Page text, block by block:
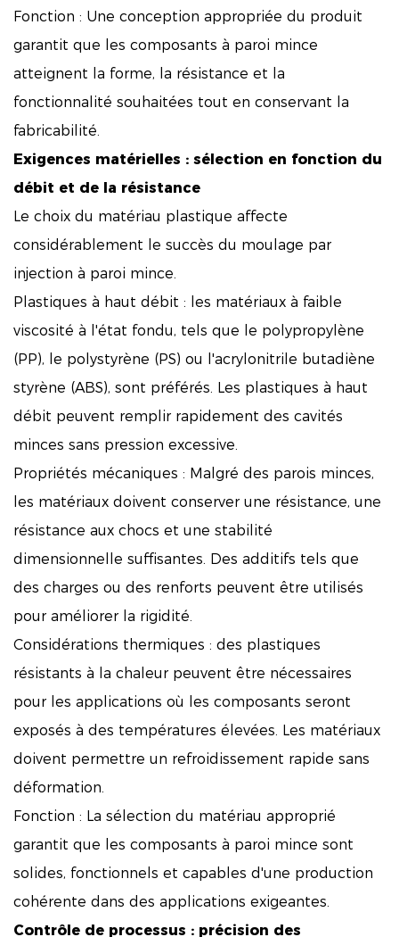
Fonction : Une conception appropriée du produit
garantit que les composants à paroi mince
atteignent la forme, la résistance et la
fonctionnalité souhaitées tout en conservant la
fabricabilité.
Exigences matérielles : sélection en fonction du
débit et de la résistance
Le choix du matériau plastique affecte
considérablement le succès du moulage par
injection à paroi mince.
Plastiques à haut débit : les matériaux à faible
viscosité à l'état fondu, tels que le polypropylène
(PP), le polystyrène (PS) ou l'acrylonitrile butadiène
styrène (ABS), sont préférés. Les plastiques à haut
débit peuvent remplir rapidement des cavités
minces sans pression excessive.
Propriétés mécaniques : Malgré des parois minces,
les matériaux doivent conserver une résistance, une
résistance aux chocs et une stabilité
dimensionnelle suffisantes. Des additifs tels que
des charges ou des renforts peuvent être utilisés
pour améliorer la rigidité.
Considérations thermiques : des plastiques
résistants à la chaleur peuvent être nécessaires
pour les applications où les composants seront
exposés à des températures élevées. Les matériaux
doivent permettre un refroidissement rapide sans
déformation.
Fonction : La sélection du matériau approprié
garantit que les composants à paroi mince sont
solides, fonctionnels et capables d'une production
cohérente dans des applications exigeantes.
Contrôle de processus : précision des